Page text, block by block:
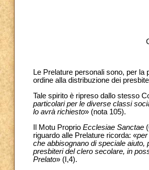
Le Prelature personali sono, per
ordine alla distribuzione dei
Tale spirito è ripreso dallo stesso
particolari per le diverse classi
lo avrà richiesto» (nota 105).
Il Motu Proprio Ecclesiae Sanctae
riguardo alle Prelature ricorda: «per
che abbisognano di speciale
presbiteri del clero secolare, in
Prelato» (I,4).